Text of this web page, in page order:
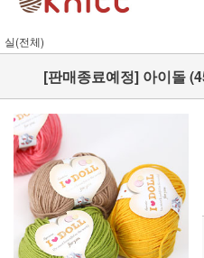
실(전체)
[판매종료예정] 아이돌